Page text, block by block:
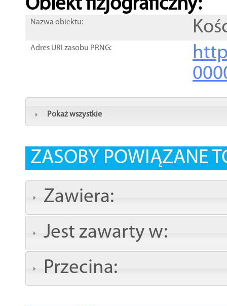
Obiekt fizjograficzny:
Nazwa obiektu:
Adres URI zasobu PRNG:
Pokaż wszystkie
ZASOBY POWIĄZANE
Zawiera:
Jest zawarty w:
Przecina: